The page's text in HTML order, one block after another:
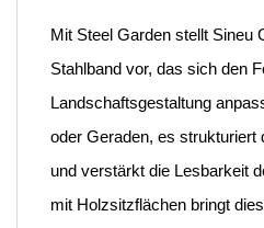
Mit Steel Garden stellt Sineu
Stahlband vor, das sich den
Landschaftsgestaltung
oder Geraden, es strukturiert
und verstärkt die Lesbarkeit
mit Holzsitzflächen bringt